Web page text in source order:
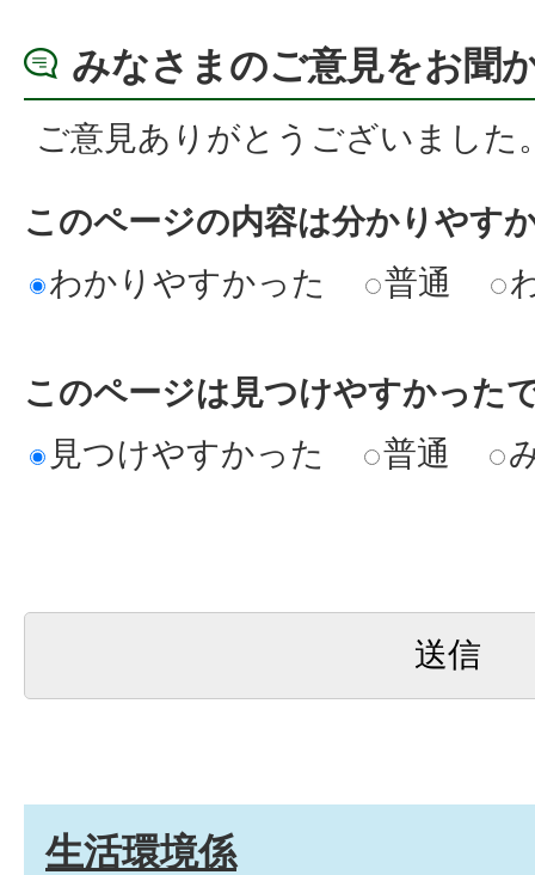
みなさまのご意見をお聞
ご意見ありがとうございました
このページの内容は分かりやす
わかりやすかった
普通
このページは見つけやすかった
見つけやすかった
普通
生活環境係